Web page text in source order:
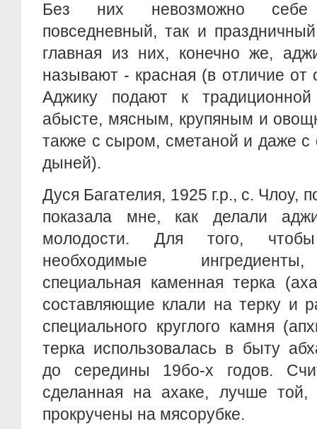
Без них невозможно себе
повседневный, так и
главная из них, конечно же,
называют - красная (в отличие от
Аджику подают к
абысте, мясным, крупяным и
также с сыром, сметаной и даже
дыней).
Дуся Багателия, 1925 г.р., с. Члоу,
показала мне, как делали
молодости. Для того,
необходимые
специальная каменная терка
составляющие клали на терку и
специального круглого камня
терка использовалась в быту
до середины 19бо-х годов.
сделанная на ахаке, лучше той,
прокручены на мясорубке.